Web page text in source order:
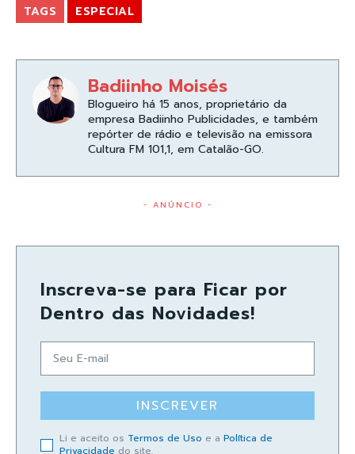
TAGS ESPECIAL
Badiinho Moisés
Blogueiro há 15 anos, proprietário da
empresa Badiinho Publicidades, e também
repórter de rádio e televisão na emissora
Cultura FM 101,1, em Catalão-GO.
- ANÚNCIO -
Inscreva-se para Ficar por
Dentro das Novidades!
INSCREVER
Li e aceito os Termos de Uso e a Política de
Privacidade do site.